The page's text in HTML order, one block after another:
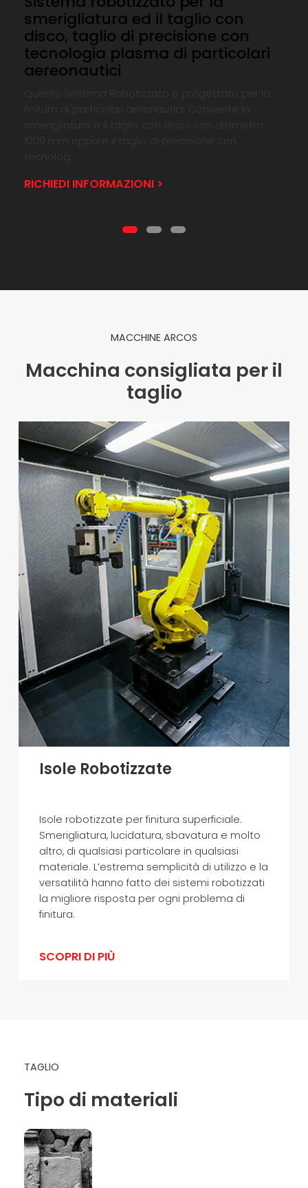
smerigliatura ed il taglio con
disco, taglio di precisione con
tecnologia plasma di particolari
aereonautici
Questo Sistema Robotizzato è progettato per la
smerigliatura e il taglio con disco con diametro
1000 mm oppure il taglio di precisione con
RICHIEDI INFORMAZIONI >
MACCHINE ARCOS
Macchina consigliata per il
taglio
Isole Robotizzate
Isole robotizzate per finitura superficiale.
Smerigliatura, lucidatura, sbavatura e molto
altro, di qualsiasi particolare in qualsiasi
materiale. L’estrema semplicità di utilizzo e la
versatilità hanno fatto dei sistemi robotizzati
la migliore risposta per ogni problema di
finitura.
SCOPRI DI PIÙ
TAGLIO
Tipo di materiali